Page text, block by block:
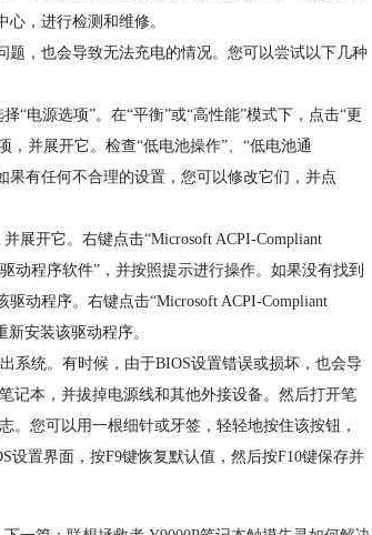
，进行检测和维修。
，也会导致无法充电的情况。您可以尝试以下几种
电源选项”。在“平衡”或“高性能”模式下，点击“更
，并展开它。检查“低电池操作”、“低电池通
果有任何不合理的设置，您可以修改它们，并点
开它。右键点击“Microsoft ACPI-Compliant
动程序软件”，并按照提示进行操作。如果没有找到
动程序。右键点击“Microsoft ACPI-Compliant
安装该驱动程序。
统。有时候，由于BIOS设置错误或损坏，也会导
记本，并拔掉电源线和其他外接设备。然后打开笔
。您可以用一根细针或牙签，轻轻地按住该按钮，
设置界面，按F9键恢复默认值，然后按F10键保存并